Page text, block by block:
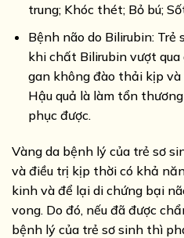
trung; Khóc thét; Bỏ bú;
Bệnh não do Bilirubin: Trẻ
khi chất Bilirubin vượt
gan không đào thải kịp và
Hậu quả là làm tổn
phục được.
Vàng da bệnh lý của trẻ sơ
và điều trị kịp thời có khả
kinh và để lại di chứng bại
vong. Do đó, nếu đã được
bệnh lý của trẻ sơ sinh thì